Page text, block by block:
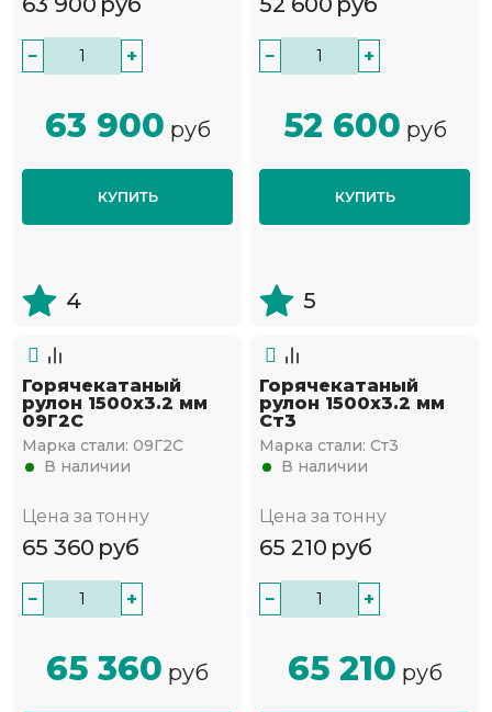
− +
63 900 руб
КУПИТЬ
4
− +
52 600 руб
КУПИТЬ
5
Горячекатаный
рулон 1500х3.2 мм
09Г2С
Марка стали: 09Г2С
В наличии
Цена за тонну
65 360 руб
− +
65 360 руб
Горячекатаный
рулон 1500х3.2 мм
Ст3
Марка стали: Ст3
В наличии
Цена за тонну
65 210 руб
− +
65 210 руб